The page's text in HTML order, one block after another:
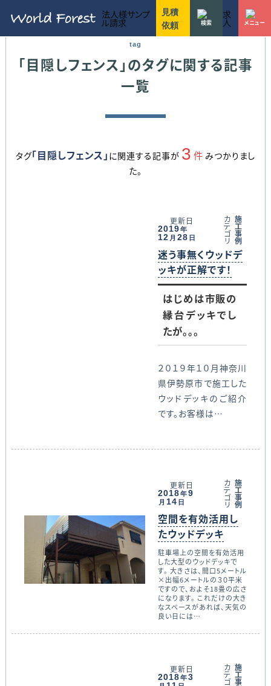
法人様サンプ
ル請求
見積
依頼
検索
求
人 メニュー
ウッドデッキ施工のワールドフォレスト 目隠しフェンス
tag
「目隠しフェンス」のタグに関する記事
一覧
タグ「目隠しフェンス」 に関連する記事が 3 件 みつかりまし
た。
更新日
2019年
12 月 28 日
カ
テ
ゴ
リ
施
工
事
例
迷う事無くウッドデ
ッキが正解です！
はじめは市販の
縁台デッキでし
たが。。。
２０１９年１０月神奈川
県伊勢原市で施工した
ウッドデッキのご紹介
です。お客様は…
更新日
2018年9
月 14 日
カ
テ
ゴ
リ
施
工
事
例
空間を有効活用し
たウッドデッキ
駐車場上の空間を有効活用
した大型のウッドデッキで
す。 大きさは、間口5メートル
×出幅6メートルの３０平米
ですので、およそ18畳の広さ
になります。 これだけの大き
なスペースがあれば、天気の
良い日には…
更新日
2018年3
カ
テ
ゴ
施
工
事